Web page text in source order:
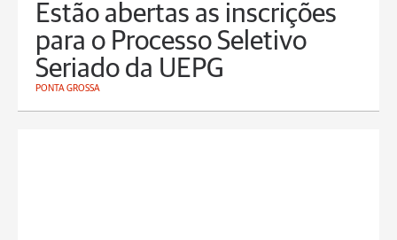
Estão abertas as inscrições
para o Processo Seletivo
Seriado da UEPG
PONTA GROSSA